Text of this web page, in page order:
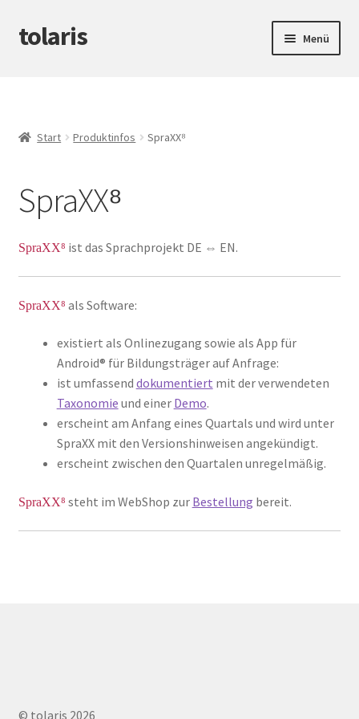
Zur
Navigation
Zum
Inhalt
tolaris Menü
Produktinfos
Gutscheine
Start Produktinfos SpraXX⁸
SpraXX⁸
SpraXX⁸ ist das Sprachprojekt DE ⇔ EN.
SpraXX⁸ als Software:
existiert als Onlinezugang sowie als App für
Android® für Bildungsträger auf Anfrage:
ist umfassend dokumentiert mit der verwendeten
Taxonomie und einer Demo.
erscheint am Anfang eines Quartals und wird unter
SpraXX mit den Versionshinweisen angekündigt.
erscheint zwischen den Quartalen unregelmäßig.
SpraXX⁸ steht im WebShop zur Bestellung bereit.
© tolaris 2026